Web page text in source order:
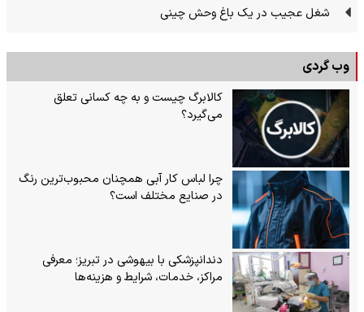
شغل عجیب در یک باغ وحش چینی
وب گردی
کالابرگ چیست و به چه کسانی تعلق
می‌گیرد؟
چرا لباس کار آبی همچنان محبوب‌ترین رنگ
در صنایع مختلف است؟
دندانپزشکی با بیهوشی در تبریز؛ معرفی
مراکز، خدمات، شرایط و هزینه‌ها